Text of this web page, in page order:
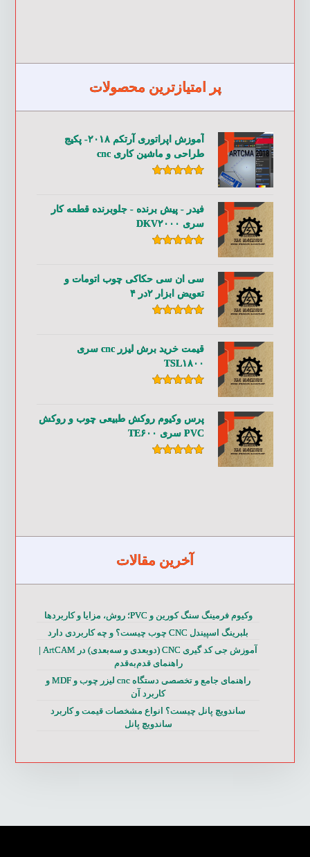
پر امتیازترین محصولات
آموزش اپراتوری آرتکم ۲۰۱۸- پکیج
طراحی و ماشین کاری cnc
فیدر - پیش برنده - جلوبرنده قطعه کار
سری DKV۲۰۰۰
سی ان سی حکاکی چوب اتومات و
تعویض ابزار ۲در ۴
قیمت خرید برش لیزر cnc سری
TSL۱۸۰۰
پرس وکیوم روکش طبیعی چوب و روکش
PVC سری TE۶۰۰
آخرین مقالات
وکیوم فرمینگ سنگ کورین و PVC؛ روش، مزایا و کاربردها
بلبرینگ اسپیندل CNC چوب چیست؟ و چه کاربردی دارد
آموزش جی کد گیری CNC (دوبعدی و سه‌بعدی) در ArtCAM |
راهنمای قدم‌به‌قدم
راهنمای جامع و تخصصی دستگاه cnc لیزر چوب و MDF و
کاربرد آن
ساندویچ پانل چیست؟ انواع مشخصات قیمت و کاربرد
ساندویچ پانل